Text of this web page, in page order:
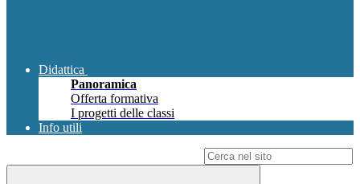
Didattica
Panoramica
Offerta formativa
I progetti delle classi
Info utili